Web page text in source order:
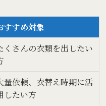
すすめ対象
くさんの衣類を出したい
量依頼、衣替え時期に活
したい方